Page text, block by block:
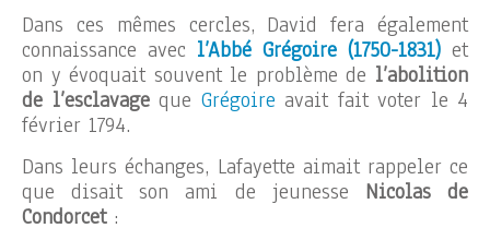
Dans ces mêmes cercles, David fera également
connaissance avec l’Abbé Grégoire (1750-1831) et
on y évoquait souvent le problème de l’abolition
de l’esclavageque Grégoire avait fait voter le 4
février 1794.
Dans leurs échanges, Lafayette aimait rappeler ce
que disait son ami de jeunesse Nicolas de
Condorcet: